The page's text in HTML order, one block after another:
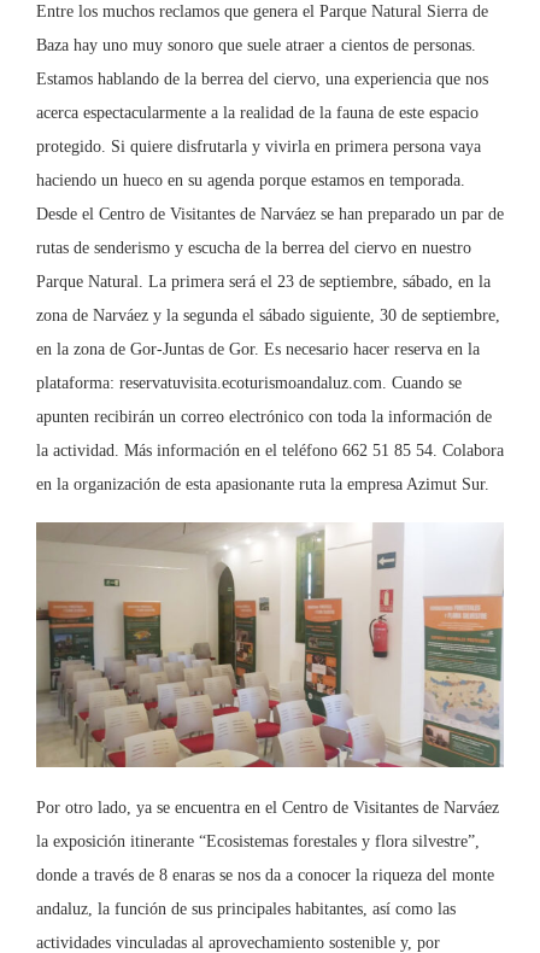
Entre los muchos reclamos que genera el Parque Natural Sierra de
Baza hay uno muy sonoro que suele atraer a cientos de personas.
Estamos hablando de la berrea del ciervo, una experiencia que nos
acerca espectacularmente a la realidad de la fauna de este espacio
protegido. Si quiere disfrutarla y vivirla en primera persona vaya
haciendo un hueco en su agenda porque estamos en temporada.
Desde el Centro de Visitantes de Narváez se han preparado un par de
rutas de senderismo y escucha de la berrea del ciervo en nuestro
Parque Natural. La primera será el 23 de septiembre, sábado, en la
zona de Narváez y la segunda el sábado siguiente, 30 de septiembre,
en la zona de Gor-Juntas de Gor. Es necesario hacer reserva en la
plataforma: reservatuvisita.ecoturismoandaluz.com. Cuando se
apunten recibirán un correo electrónico con toda la información de
la actividad. Más información en el teléfono 662 51 85 54. Colabora
en la organización de esta apasionante ruta la empresa Azimut Sur.
Por otro lado, ya se encuentra en el Centro de Visitantes de Narváez
la exposición itinerante “Ecosistemas forestales y flora silvestre”,
donde a través de 8 enaras se nos da a conocer la riqueza del monte
andaluz, la función de sus principales habitantes, así como las
actividades vinculadas al aprovechamiento sostenible y, por